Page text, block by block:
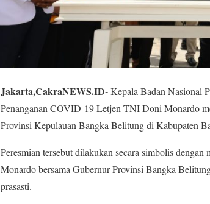
Jakarta,CakraNEWS.ID-Kepala Badan Nasional
Penanganan COVID-19 Letjen TNI Doni Monardo
Provinsi Kepulauan Bangka Belitung di Kabupaten
Peresmian tersebut dilakukan secara simbolis
Monardo bersama Gubernur Provinsi Bangka
prasasti.